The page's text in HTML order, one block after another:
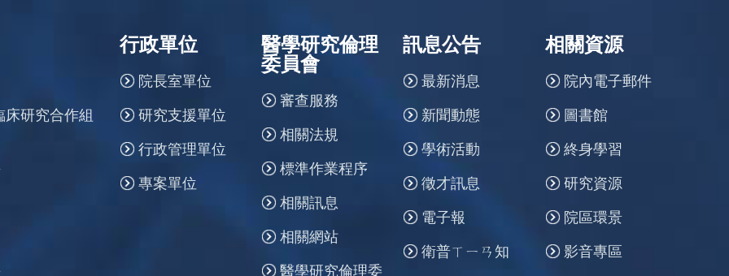
研究合作組
行政單位
院長室單位
研究支援單位
行政管理單位
專案單位
醫學研究倫理
委員會
審查服務
相關法規
標準作業程序
相關訊息
相關網站
醫學研究倫理委
訊息公告
最新消息
新聞動態
學術活動
徵才訊息
電子報
衛普ㄒㄧㄢ知
相關資源
院內電子郵件
圖書館
終身學習
研究資源
院區環景
影音專區